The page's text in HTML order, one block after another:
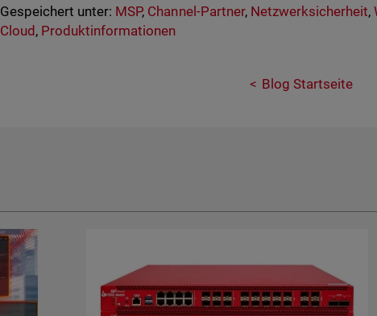
Gespeichert unter: MSP, Channel-Partner, Netzwerksicherheit,
Cloud , Produktinformationen
Blog Startseite